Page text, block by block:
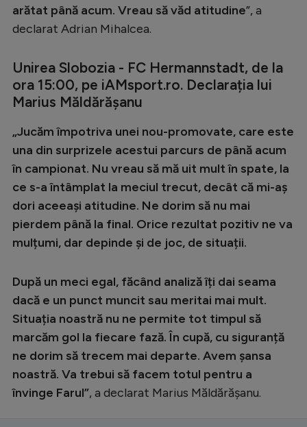
arătat până acum. Vreau să văd atitudine”, a
declarat Adrian Mihalcea.
Unirea Slobozia - FC Hermannstadt, de la
ora 15:00, pe iAMsport.ro. Declarația lui
Marius Măldărășanu
„Jucăm împotriva unei nou-promovate, care este
una din surprizele acestui parcurs de până acum
în campionat. Nu vreau să mă uit mult în spate, la
ce s-a întâmplat la meciul trecut, decât că mi-aș
dori aceeași atitudine. Ne dorim să nu mai
pierdem până la final. Orice rezultat pozitiv ne va
mulțumi, dar depinde și de joc, de situații.
După un meci egal, făcând analiză îți dai seama
dacă e un punct muncit sau meritai mai mult.
Situația noastră nu ne permite tot timpul să
marcăm gol la fiecare fază. În cupă, cu siguranță
ne dorim să trecem mai departe. Avem șansa
noastră. Va trebui să facem totul pentru a
învinge Farul”, a declarat Marius Măldărășanu.